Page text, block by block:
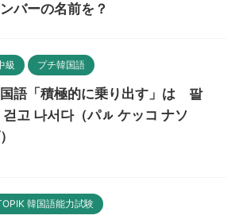
バーの名前を？
級 プチ韓国語
語「積極的に乗り出す」は 팔
걷고 나서다（パㇽ ケッコ ナソ
韓国語能力試験